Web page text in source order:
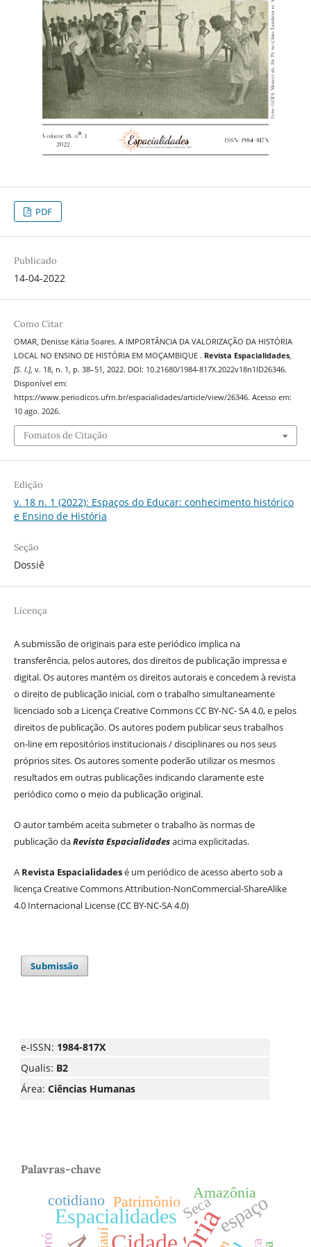
PDF
Publicado
14-04-2022
Como Citar
OMAR, Denisse Kátia Soares. A IMPORTÂNCIA DA VALORIZAÇÃO DA HISTÓRIA
LOCAL NO ENSINO DE HISTÓRIA EM MOÇAMBIQUE . Revista Espacialidades,
[S. l.], v. 18, n. 1, p. 38–51, 2022. DOI: 10.21680/1984-817X.2022v18n1ID26346.
Disponível em:
https://www.periodicos.ufrn.br/espacialidades/article/view/26346. Acesso em:
10 ago. 2026.
Fomatos de Citação
Edição
v. 18 n. 1 (2022): Espaços do Educar: conhecimento histórico
e Ensino de História
Seção
Dossiê
Licença
A submissão de originais para este periódico implica na
transferência, pelos autores, dos direitos de publicação impressa e
digital. Os autores mantém os direitos autorais e concedem à revista
o direito de publicação inicial, com o trabalho simultaneamente
licenciado sob a Licença Creative Commons CC BY-NC- SA 4.0, e pelos
direitos de publicação. Os autores podem publicar seus trabalhos
on-line em repositórios institucionais / disciplinares ou nos seus
próprios sites. Os autores somente poderão utilizar os mesmos
resultados em outras publicações indicando claramente este
periódico como o meio da publicação original.
O autor também aceita submeter o trabalho às normas de
publicação daRevista Espacialidadesacima explicitadas.
A Revista Espacialidadesé um periódico de acesso aberto sob a
licença Creative Commons Attribution-NonCommercial-ShareAlike
4.0 Internacional License (CC BY-NC-SA 4.0)
Submissão
e-ISSN: 1984-817X
Qualis: B2
Área: Ciências Humanas
Palavras-chave
Espacialidades espaço
Seca
Amazônia
Patrimônio
cotidiano